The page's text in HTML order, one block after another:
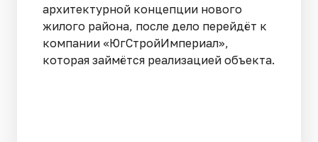
архитектурной концепции нового
жилого района, после дело перейдёт к
компании «ЮгСтройИмпериал»,
которая займётся реализацией объекта.